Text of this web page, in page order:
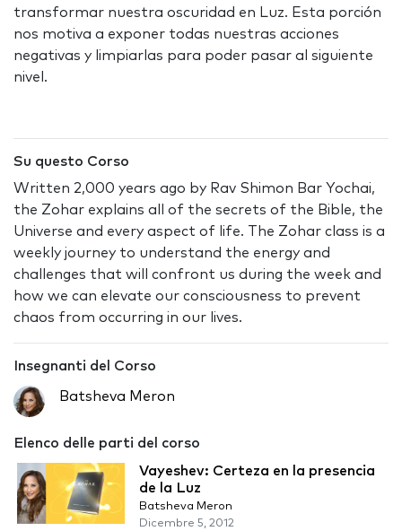
transformar nuestra oscuridad en Luz. Esta porción
nos motiva a exponer todas nuestras acciones
negativas y limpiarlas para poder pasar al siguiente
nivel.
Su questo Corso
Written 2,000 years ago by Rav Shimon Bar Yochai,
the Zohar explains all of the secrets of the Bible, the
Universe and every aspect of life. The Zohar class is a
weekly journey to understand the energy and
challenges that will confront us during the week and
how we can elevate our consciousness to prevent
chaos from occurring in our lives.
Insegnanti del Corso
Batsheva Meron
Elenco delle parti del corso
Vayeshev: Certeza en la presencia
de la Luz
Batsheva Meron
Dicembre 5, 2012